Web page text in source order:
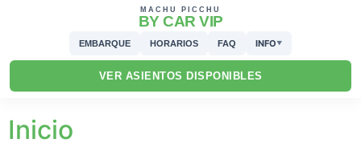
MACHU PICCHU
BY CAR VIP
EMBARQUE HORARIOS FAQ INFO▼
VER ASIENTOS DISPONIBLES
Inicio